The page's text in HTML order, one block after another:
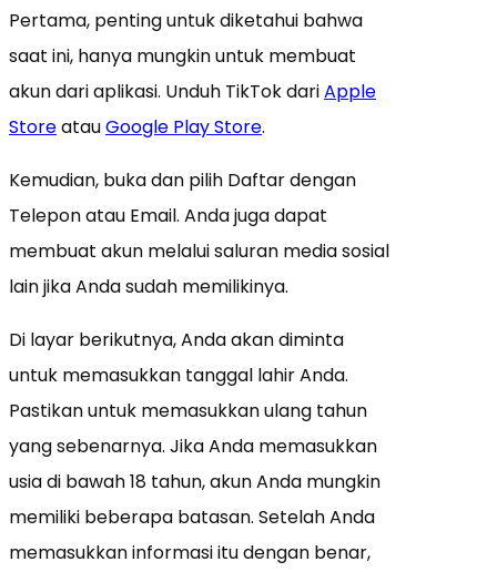
Pertama, penting untuk diketahui bahwa
saat ini, hanya mungkin untuk membuat
akun dari aplikasi. Unduh TikTok dariApple
StoreatauGoogle Play Store.
Kemudian, buka dan pilih Daftar dengan
Telepon atau Email. Anda juga dapat
membuat akun melalui saluran media sosial
lain jika Anda sudah memilikinya.
Di layar berikutnya, Anda akan diminta
untuk memasukkan tanggal lahir Anda.
Pastikan untuk memasukkan ulang tahun
yang sebenarnya. Jika Anda memasukkan
usia di bawah 18 tahun, akun Anda mungkin
memiliki beberapa batasan. Setelah Anda
memasukkan informasi itu dengan benar,